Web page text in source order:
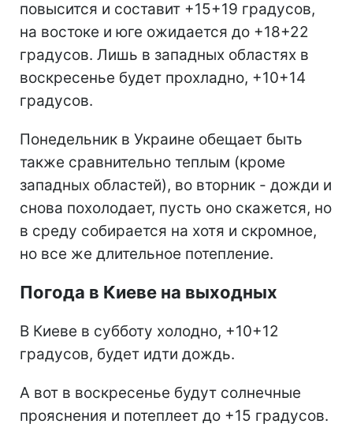
повысится и составит +15+19 градусов,
на востоке и юге ожидается до +18+22
градусов. Лишь в западных областях в
воскресенье будет прохладно, +10+14
градусов.
Понедельник в Украине обещает быть
также сравнительно теплым (кроме
западных областей), во вторник - дожди и
снова похолодает, пусть оно скажется, но
в среду собирается на хотя и скромное,
но все же длительное потепление.
Погода в Киеве на выходных
В Киеве в субботу холодно, +10+12
градусов, будет идти дождь.
А вот в воскресенье будут солнечные
прояснения и потеплеет до +15 градусов.